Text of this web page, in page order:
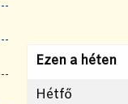
Ezen a héten
Hétfő